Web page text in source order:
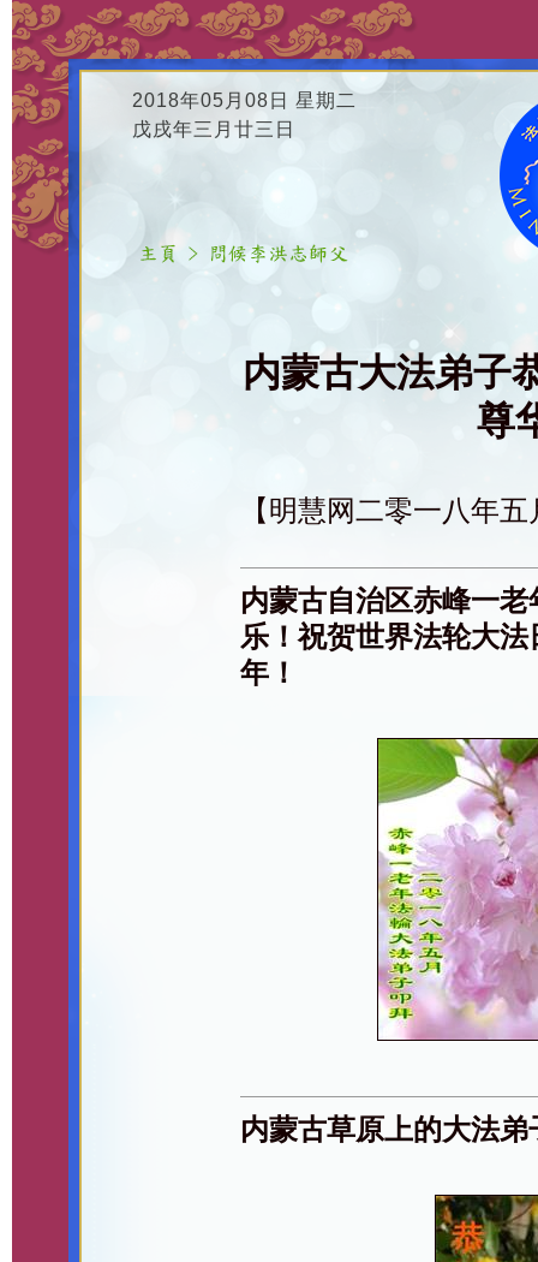
2018年05月08日 星期二
戊戌年三月廿三日
内蒙古大法弟子
尊
【明慧网二零一八年
内蒙古自治区赤峰一
乐！祝贺世界法轮大
年！
内蒙古草原上的大法